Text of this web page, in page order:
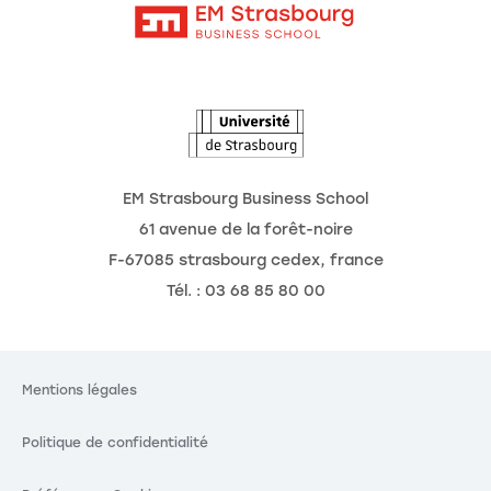
EM Strasbourg Business School
61 avenue de la forêt-noire
F-67085 strasbourg cedex, france
Tél. : 03 68 85 80 00
Mentions légales
Politique de confidentialité